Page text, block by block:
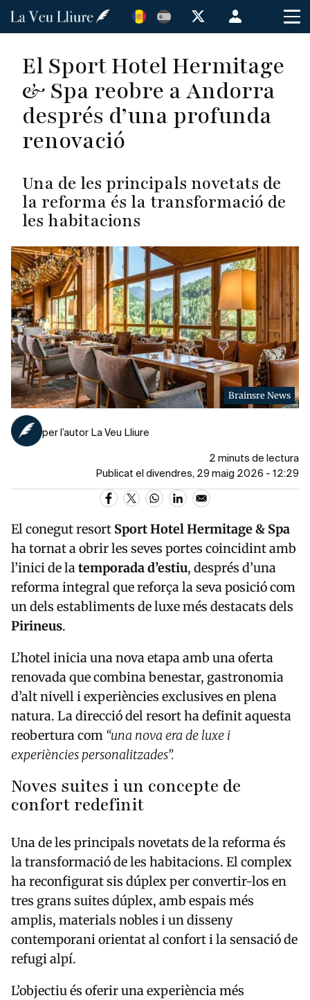
Vés
Menú
de
cuenta
de
usuario
El Sport Hotel Hermitage
& Spa reobre a Andorra
després d’una profunda
renovació
Una de les principals novetats de
la reforma és la transformació de
les habitacions
Brainsre News
per l’autor La Veu Lliure
2 minuts de lectura
Publicat el divendres, 29 maig 2026 - 12:29
El conegut resort Sport Hotel Hermitage & Spa
ha tornat a obrir les seves portes coincidint amb
l’inici de latemporada d’estiu, després d’una
reforma integral que reforça la seva posició com
un dels establiments de luxe més destacats dels
Pirineus.
L’hotel inicia una nova etapa amb una oferta
renovada que combina benestar, gastronomia
d’alt nivell i experiències exclusives en plena
natura. La direcció del resort ha definit aquesta
reobertura com “una nova era de luxe i
experiències personalitzades”.
Noves suites i un concepte de
confort redefinit
Una de les principals novetats de la reforma és
la transformació de les habitacions. El complex
ha reconfigurat sis dúplex per convertir-los en
tres grans suites dúplex, amb espais més
amplis, materials nobles i un disseny
contemporani orientat al confort i la sensació de
refugi alpí.
L’objectiu és oferir una experiència més